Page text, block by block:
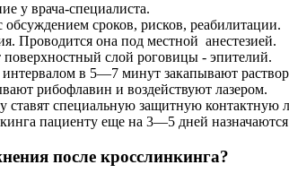
у врача-специалиста.
сроков, рисков, реабилитации.
Проводится она под местной анестезией.
слой роговицы - эпителий.
в 5—7 минут закапывают
рибофлавин и воздействуют лазером.
специальную защитную контактную
пациенту еще на 3—5 дней
после кросслинкинга?